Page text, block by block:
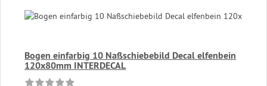
Bogen einfarbig 10 Naßschiebebild Decal elfenbein
120x80mm INTERDECAL